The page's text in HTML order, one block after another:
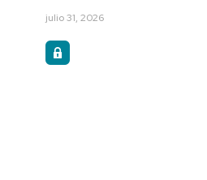
julio 31, 2026